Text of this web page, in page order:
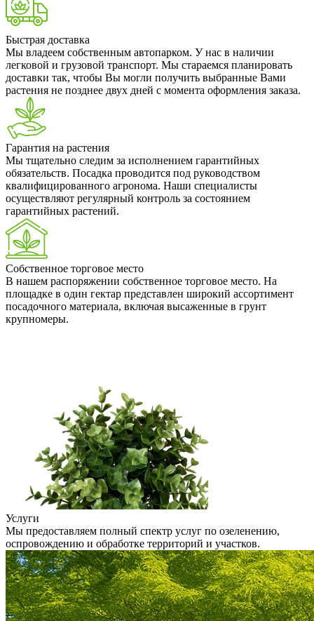
Быстрая доставка
Мы владеем собственным автопарком. У нас в наличии
легковой и грузовой транспорт. Мы стараемся планировать
доставки так, чтобы Вы могли получить выбранные Вами
растения не позднее двух дней с момента оформления заказа.
Гарантия на растения
Мы тщательно следим за исполнением гарантийных
обязательств. Посадка проводится под руководством
квалифицированного агронома. Наши специалисты
осуществляют регулярный контроль за состоянием
гарантийных растений.
Собственное торговое место
В нашем распоряжении собственное торговое место. На
площадке в один гектар представлен широкий ассортимент
посадочного материала, включая высаженные в грунт
крупномеры.
Услуги
Мы предоставляем полный спектр услуг по озеленению,
оспровождению и обработке территорий и участков.